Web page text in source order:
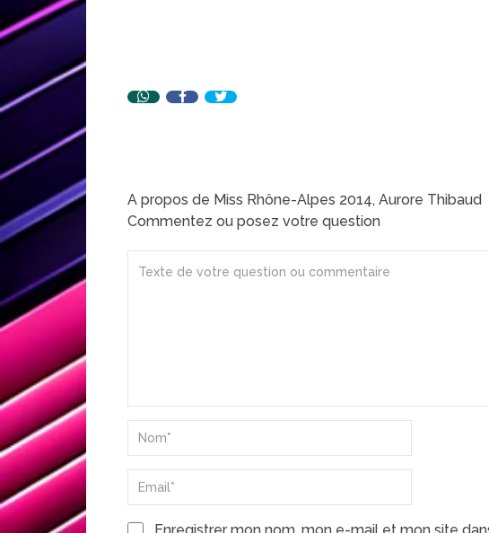
A propos de Miss Rhône-Alpes 2014, Aurore Thibaud
Commentez ou posez votre question